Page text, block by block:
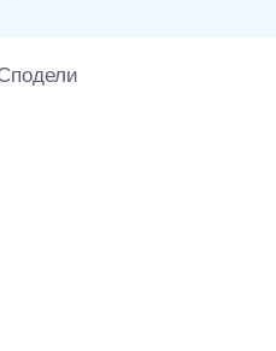
од видеото поврзан со